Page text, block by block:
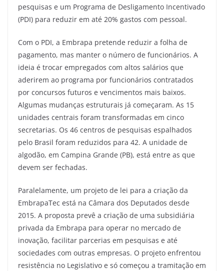
pesquisas e um Programa de Desligamento Incentivado
(PDI) para reduzir em até 20% gastos com pessoal.
Com o PDI, a Embrapa pretende reduzir a folha de
pagamento, mas manter o número de funcionários. A
ideia é trocar empregados com altos salários que
aderirem ao programa por funcionários contratados
por concursos futuros e vencimentos mais baixos.
Algumas mudanças estruturais já começaram. As 15
unidades centrais foram transformadas em cinco
secretarias. Os 46 centros de pesquisas espalhados
pelo Brasil foram reduzidos para 42. A unidade de
algodão, em Campina Grande (PB), está entre as que
devem ser fechadas.
Paralelamente, um projeto de lei para a criação da
EmbrapaTec está na Câmara dos Deputados desde
2015. A proposta prevê a criação de uma subsidiária
privada da Embrapa para operar no mercado de
inovação, facilitar parcerias em pesquisas e até
sociedades com outras empresas. O projeto enfrentou
resistência no Legislativo e só começou a tramitação em